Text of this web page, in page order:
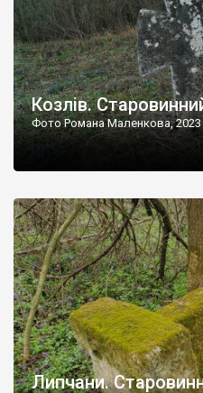
Козлів.
Фото Романа Маленкова, 2023
Липчани.